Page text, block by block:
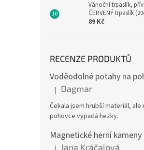
Vánoční trpaslík,
ČERVENÝ trpaslík
89 Kč
RECENZE PRODUKTŮ
Hodnocení produktu je 4 z 5
| Dagmar
Čekala jsem hrubší materiál, ale
pohovce vypadá hezky.
Magnetické herní kameny
Jana Kráčalová